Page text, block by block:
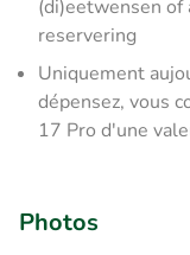
(di)eetwensen
reservering
Uniquement
dépensez, vous
17 Pro d'une
Photos